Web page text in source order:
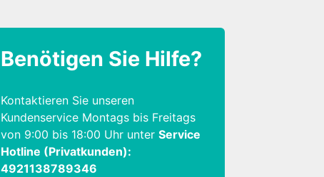
Benötigen Sie Hilfe?
Kontaktieren Sie unseren
Kundenservice Montags bis Freitags
von 9:00 bis 18:00 Uhr unter Service
Hotline (Privatkunden):
4921138789346